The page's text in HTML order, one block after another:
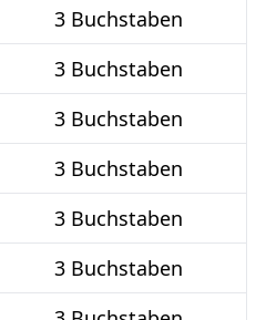
3 Buchstaben
3 Buchstaben
3 Buchstaben
3 Buchstaben
3 Buchstaben
3 Buchstaben